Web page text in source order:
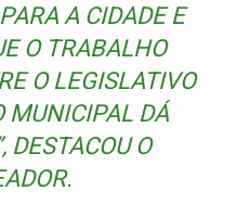
A CIDADE E
O TRABALHO
O LEGISLATIVO
MUNICIPAL DÁ
DESTACOU O